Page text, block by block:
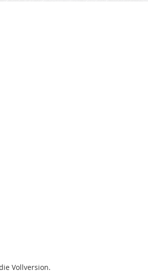
Vollversion.